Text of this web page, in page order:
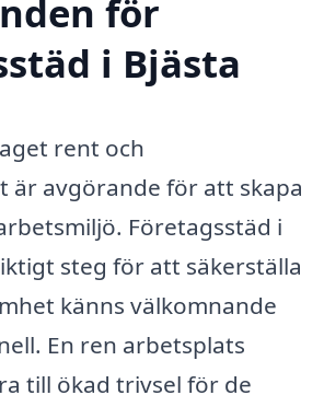
för
i Bjästa
rent och
är avgörande för att skapa
Företagsstäd i
steg för att säkerställa
känns välkomnande
En ren arbetsplats
till ökad trivsel för de